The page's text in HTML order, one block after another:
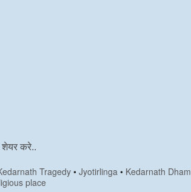
W
शेयर करे..
Tragedy•Jyotirlinga • Kedarnath Dham
place